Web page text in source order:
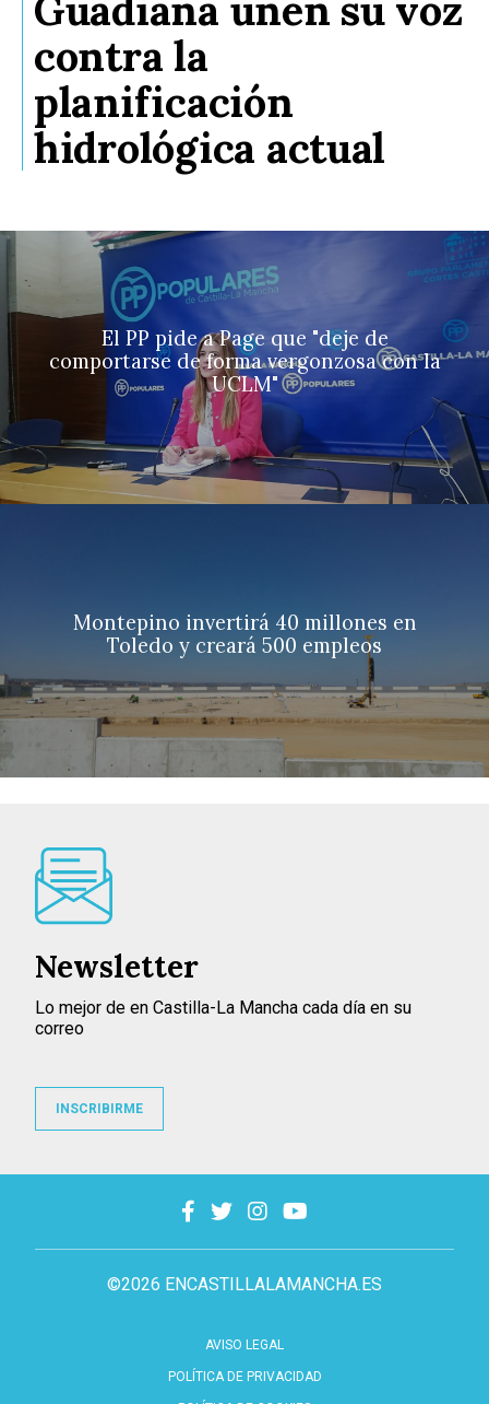
contra la
planificación
hidrológica actual
El PP pide a Page que "deje de
comportarse de forma vergonzosa con la
UCLM"
Montepino invertirá 40 millones en
Toledo y creará 500 empleos
©2026 ENCASTILLALAMANCHA.ES
AVISO LEGAL
POLÍTICA DE PRIVACIDAD
Newsletter
Lo mejor de en Castilla-La Mancha cada día en su
correo
INSCRIBIRME